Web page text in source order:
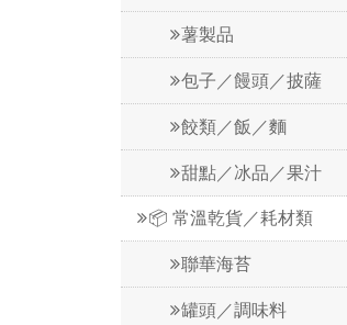
薯製品
包子／饅頭／披薩
餃類／飯／麵
甜點／冰品／果汁
📦 常溫乾貨／耗材類
聯華海苔
罐頭／調味料